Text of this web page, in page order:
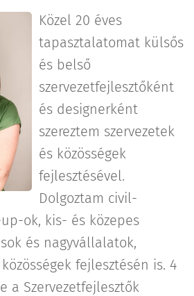
Közel 20 éves
tapasztalatomat külsős
és belső
szervezetfejlesztőként
és designerként
szereztem szervezetek
és közösségek
fejlesztésével.
Dolgoztam civil-
ok, kis- és közepes
és nagyvállalatok,
fejlesztésén is. 4
a Szervezetfejlesztők